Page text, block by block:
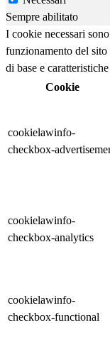
Sempre abilitato
I cookie necessari
funzionamento del
di base e
Cookie
cookielawinfo-
checkbox-
cookielawinfo-
checkbox-analytics
cookielawinfo-
checkbox-functional